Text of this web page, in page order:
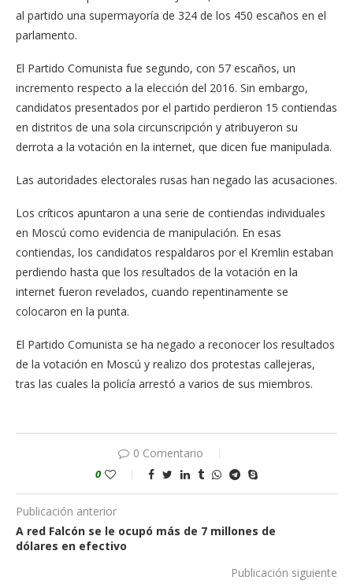
al partido una supermayoría de 324 de los 450 escaños en el
parlamento.
El Partido Comunista fue segundo, con 57 escaños, un
incremento respecto a la elección del 2016. Sin embargo,
candidatos presentados por el partido perdieron 15 contiendas
en distritos de una sola circunscripción y atribuyeron su
derrota a la votación en la internet, que dicen fue manipulada.
Las autoridades electorales rusas han negado las acusaciones.
Los críticos apuntaron a una serie de contiendas individuales
en Moscú como evidencia de manipulación. En esas
contiendas, los candidatos respaldaros por el Kremlin estaban
perdiendo hasta que los resultados de la votación en la
internet fueron revelados, cuando repentinamente se
colocaron en la punta.
El Partido Comunista se ha negado a reconocer los resultados
de la votación en Moscú y realizo dos protestas callejeras,
tras las cuales la policía arrestó a varios de sus miembros.
0 Comentario
0
Publicación anterior
A red Falcón se le ocupó más de 7 millones de
dólares en efectivo
Publicación siguiente